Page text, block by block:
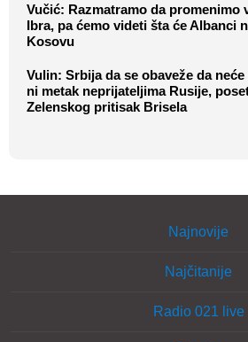
Vučić: Razmatramo da promenimo
Ibra, pa ćemo videti šta će Albanci
Kosovu
Vulin: Srbija da se obaveže da
ni metak neprijateljima Rusije,
Zelenskog pritisak Brisela
Najnovije
Najčitanije
Radio 021 live